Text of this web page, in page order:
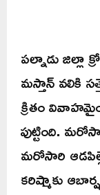
పల్నాడు జిల్లా
మస్తాన్ వలికి
క్రితం
పుట్టింది.
మరోసారి
కరిష్మాకు